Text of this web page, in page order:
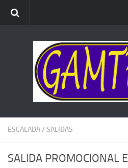
ESCALADA
BARRANCOS
ESCALADA/SALIDAS
SALIDA PROMOCIONAL